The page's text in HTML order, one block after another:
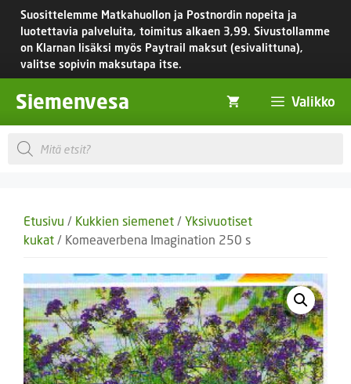
Siirry
sisältöön
Suosittelemme Matkahuollon ja Postnordin nopeita ja
luotettavia palveluita, toimitus alkaen 3,99. Sivustollamme
on Klarnan lisäksi myös Paytrail maksut (esivalittuna),
valitse sopivin maksutapa itse.
Siemenvesa Valikko
Products
search
Etusivu / Kukkien siemenet / Yksivuotiset
kukat / Komeaverbena Imagination 250 s